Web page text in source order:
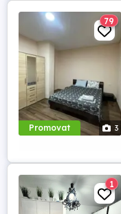
Promovat 3
79
1